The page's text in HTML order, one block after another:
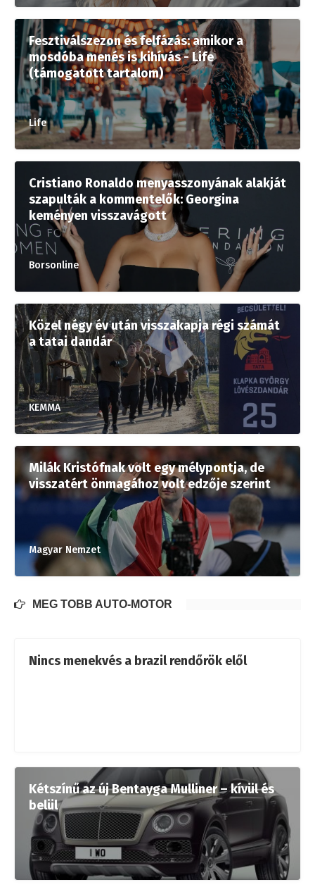
Fesztiválszezon és felfázás: amikor a
mosdóba menés is kihívás - Life
(támogatott tartalom)
Life
Cristiano Ronaldo menyasszonyának alakját
szapulták a kommentelők: Georgina
keményen visszavágott
Borsonline
Közel négy év után visszakapja régi számát
a tatai dandár
KEMMA
Milák Kristófnak volt egy mélypontja, de
visszatért önmagához volt edzője szerint
Magyar Nemzet
MÉG TÖBB AUTÓ-MOTOR
Nincs menekvés a brazil rendőrök elől
Kétszínű az új Bentayga Mulliner – kívül és
belül